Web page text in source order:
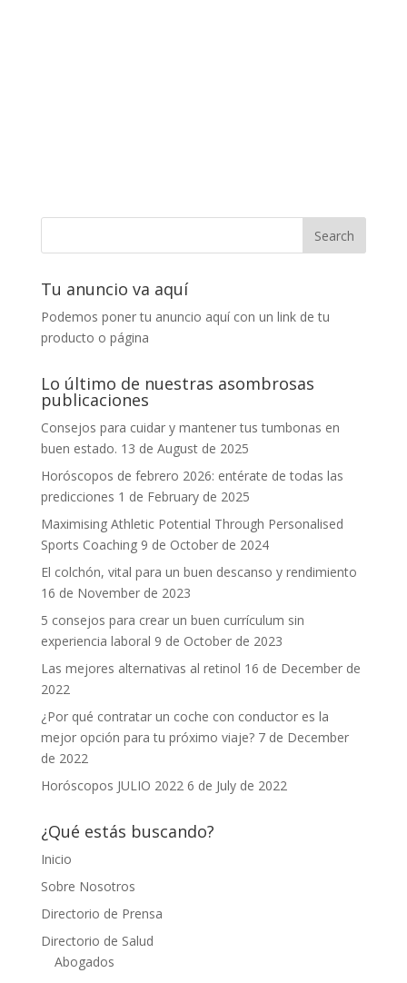
Tu anuncio va aquí
Podemos poner tu anuncio aquí con un link de tu
producto o página
Lo último de nuestras asombrosas
publicaciones
Consejos para cuidar y mantener tus tumbonas en
buen estado. 13 de August de 2025
Horóscopos de febrero 2026: entérate de todas las
predicciones 1 de February de 2025
Maximising Athletic Potential Through Personalised
Sports Coaching 9 de October de 2024
El colchón, vital para un buen descanso y rendimiento
16 de November de 2023
5 consejos para crear un buen currículum sin
experiencia laboral 9 de October de 2023
Las mejores alternativas al retinol 16 de December de
2022
¿Por qué contratar un coche con conductor es la
mejor opción para tu próximo viaje? 7 de December
de 2022
Horóscopos JULIO 2022 6 de July de 2022
¿Qué estás buscando?
Inicio
Sobre Nosotros
Directorio de Prensa
Directorio de Salud
Abogados